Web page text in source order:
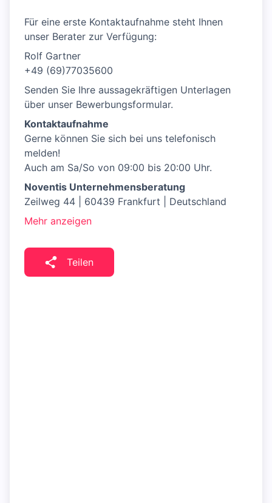
Für eine erste Kontaktaufnahme steht Ihnen
unser Berater zur Verfügung:
Rolf Gartner
+49 (69)77035600
Senden Sie Ihre aussagekräftigen Unterlagen
über unser Bewerbungsformular.
Kontaktaufnahme
Gerne können Sie sich bei uns telefonisch
melden!
Auch am Sa/So von 09:00 bis 20:00 Uhr.
Noventis Unternehmensberatung
Zeilweg 44 | 60439 Frankfurt | Deutschland
Mehr anzeigen
Teilen